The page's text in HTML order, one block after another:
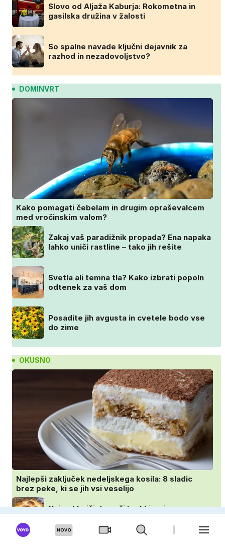
Slovo od Aljaža Kaburja: Rokometna in
gasilska družina v žalosti
So spalne navade ključni dejavnik za
razhod in nezadovoljstvo?
DOMINVRT
Kako pomagati čebelam in drugim opraševalcem
med vročinskim valom?
Zakaj vaš paradižnik propada? Ena napaka
lahko uniči rastline – tako jih rešite
Svetla ali temna tla? Kako izbrati popoln
odtenek za vaš dom
Posadite jih avgusta in cvetele bodo vse
do zime
OKUSNO
Najlepši zaključek nedeljskega kosila: 8 sladic
brez peke, ki se jih vsi veselijo
Najmehkejši domači kruhki: priprava v